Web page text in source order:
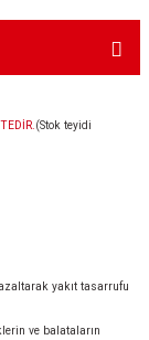
(Stok teyidi
yakıt tasarrufu
ve balataların